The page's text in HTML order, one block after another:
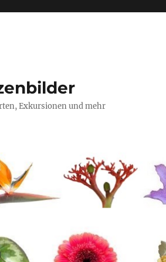
Exkursionen und mehr